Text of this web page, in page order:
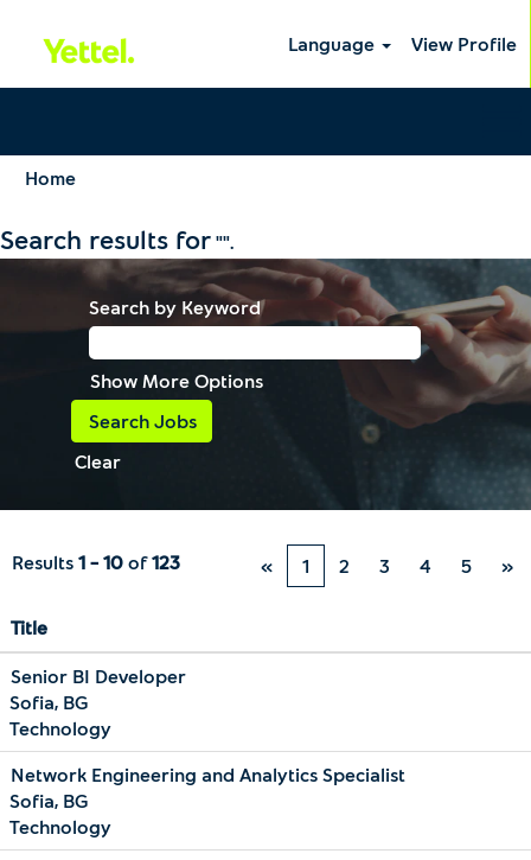
Language View Profile
Home
Search results for "".
Search by Keyword
Show More Options
Clear
Results 1 – 10 of123 « 1 2 3 4 5 »
Title
Senior BI Developer
Sofia, BG
Technology
Network Engineering and Analytics Specialist
Sofia, BG
Technology